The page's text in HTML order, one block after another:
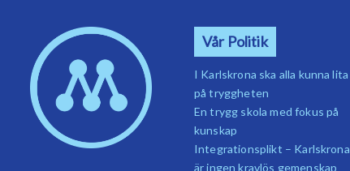
Vår Politik
I Karlskrona ska alla kunna lita
på tryggheten
En trygg skola med fokus på
kunskap
Integrationsplikt – Karlskrona
är ingen kravlös gemenskap